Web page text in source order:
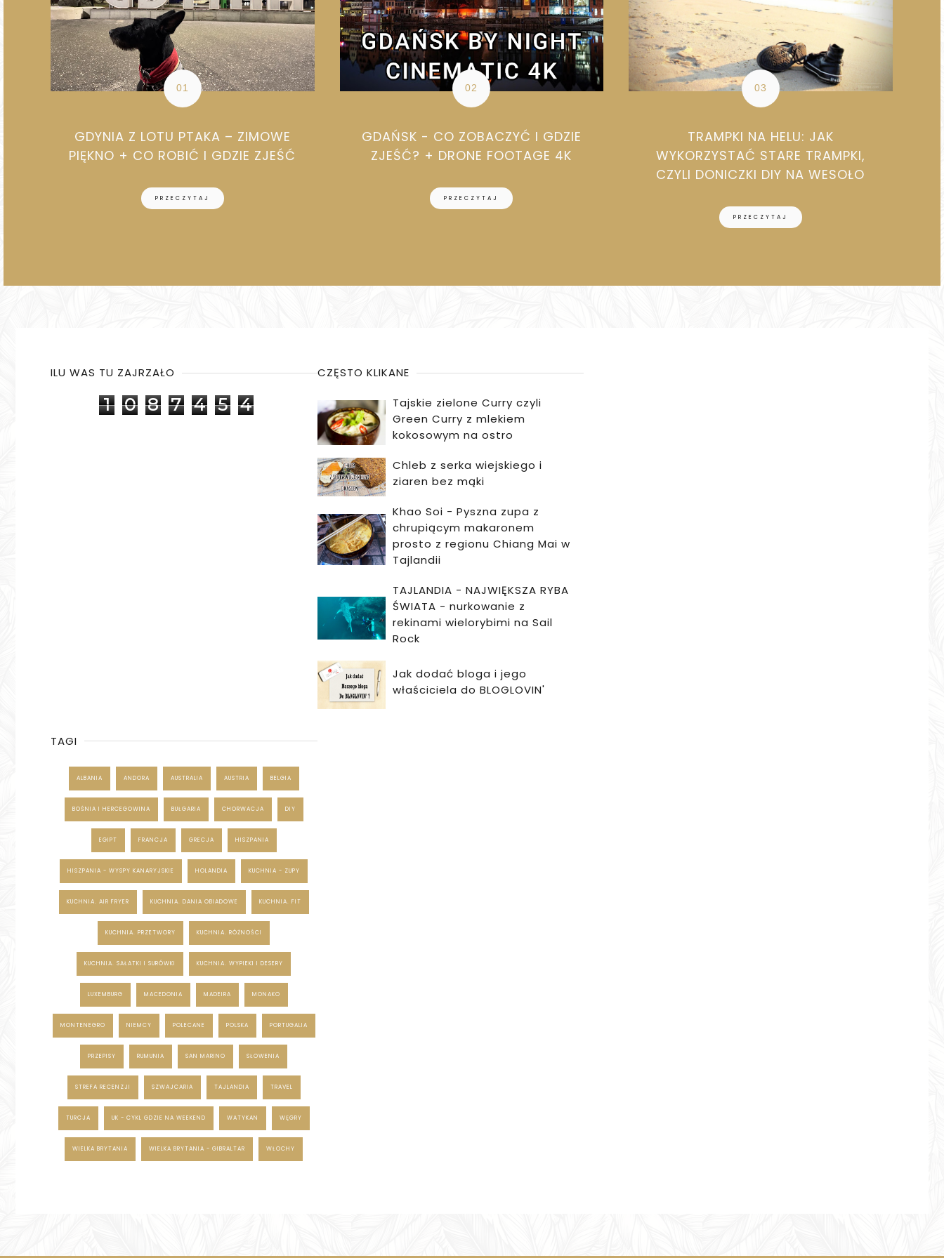
GDYNIA Z LOTU PTAKA – ZIMOWE
PIĘKNO + CO ROBIĆ I GDZIE ZJEŚĆ
PRZECZYTAJ
GDAŃSK - CO ZOBACZYĆ I GDZIE
ZJEŚĆ? + DRONE FOOTAGE 4K
PRZECZYTAJ
TRAMPKI NA HELU: JAK
WYKORZYSTAĆ STARE TRAMPKI,
CZYLI DONICZKI DIY NA WESOŁO
PRZECZYTAJ
ILU WAS TU ZAJRZAŁO
1 0 8 7 4 5 4
CZĘSTO KLIKANE
Tajskie zielone Curry czyli
Green Curry z mlekiem
kokosowym na ostro
Chleb z serka wiejskiego i
ziaren bez mąki
Khao Soi - Pyszna zupa z
chrupiącym makaronem
prosto z regionu Chiang Mai w
Tajlandii
TAJLANDIA - NAJWIĘKSZA RYBA
ŚWIATA - nurkowanie z
rekinami wielorybimi na Sail
Rock
Jak dodać bloga i jego
właściciela do BLOGLOVIN'
TAGI
ALBANIA ANDORA AUSTRALIA AUSTRIA BELGIA
BOŚNIA I HERCEGOWINA BUŁGARIA CHORWACJA DIY
EGIPT FRANCJA GRECJA HISZPANIA
HISZPANIA - WYSPY KANARYJSKIE HOLANDIA KUCHNIA - ZUPY
KUCHNIA. AIR FRYER KUCHNIA. DANIA OBIADOWE KUCHNIA. FIT
KUCHNIA. PRZETWORY KUCHNIA. RÓŻNOŚCI
KUCHNIA. SAŁATKI I SURÓWKI KUCHNIA. WYPIEKI I DESERY
LUXEMBURG MACEDONIA MADEIRA MONAKO
MONTENEGRO NIEMCY POLECANE POLSKA PORTUGALIA
PRZEPISY RUMUNIA SAN MARINO SŁOWENIA
STREFA RECENZJI SZWAJCARIA TAJLANDIA TRAVEL
TURCJA UK - CYKL GDZIE NA WEEKEND WATYKAN WĘGRY
WIELKA BRYTANIA WIELKA BRYTANIA - GIBRALTAR WŁOCHY